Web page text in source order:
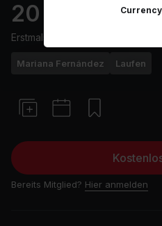
20 min HIIT
Erstmals ausgestrahlt am
Mariana Fernández Laufen
Bereits Mitglied? Hier anmelden